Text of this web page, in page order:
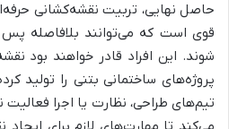
حاصل نهایی، تربیت نقشه‌کشانی
قوی است که می‌توانند بلافاصله پس از
شوند. این افراد قادر خواهند بود
پروژه‌های ساختمانی بتنی را تولید
تیم‌های طراحی، نظارت یا اجرا